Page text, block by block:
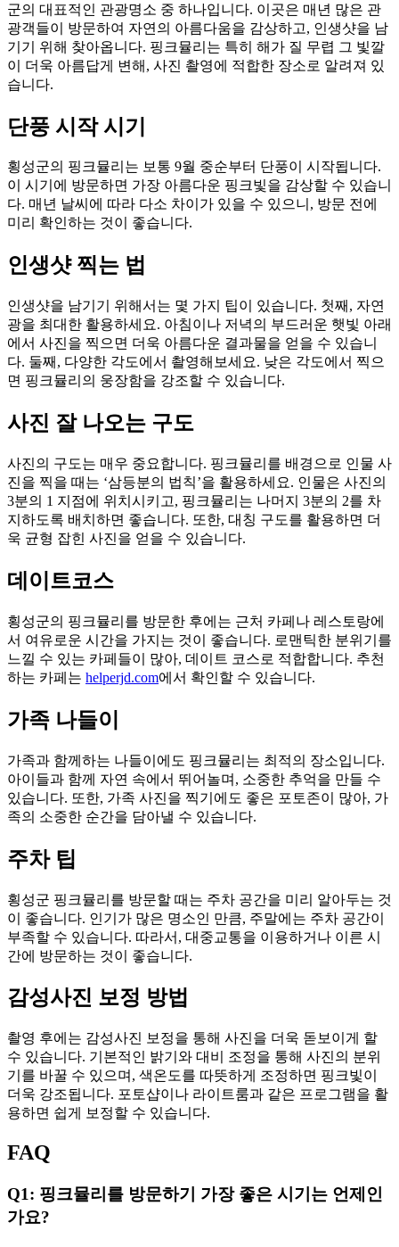
군의 대표적인 관광명소 중 하나입니다. 이곳은 매년 많은 관
광객들이 방문하여 자연의 아름다움을 감상하고, 인생샷을 남
기기 위해 찾아옵니다. 핑크뮬리는 특히 해가 질 무렵 그 빛깔
이 더욱 아름답게 변해, 사진 촬영에 적합한 장소로 알려져 있
습니다.
단풍 시작 시기
횡성군의 핑크뮬리는 보통 9월 중순부터 단풍이 시작됩니다.
이 시기에 방문하면 가장 아름다운 핑크빛을 감상할 수 있습니
다. 매년 날씨에 따라 다소 차이가 있을 수 있으니, 방문 전에
미리 확인하는 것이 좋습니다.
인생샷 찍는 법
인생샷을 남기기 위해서는 몇 가지 팁이 있습니다. 첫째, 자연
광을 최대한 활용하세요. 아침이나 저녁의 부드러운 햇빛 아래
에서 사진을 찍으면 더욱 아름다운 결과물을 얻을 수 있습니
다. 둘째, 다양한 각도에서 촬영해보세요. 낮은 각도에서 찍으
면 핑크뮬리의 웅장함을 강조할 수 있습니다.
사진 잘 나오는 구도
사진의 구도는 매우 중요합니다. 핑크뮬리를 배경으로 인물 사
진을 찍을 때는 ‘삼등분의 법칙’을 활용하세요. 인물은 사진의
3분의 1 지점에 위치시키고, 핑크뮬리는 나머지 3분의 2를 차
지하도록 배치하면 좋습니다. 또한, 대칭 구도를 활용하면 더
욱 균형 잡힌 사진을 얻을 수 있습니다.
데이트코스
횡성군의 핑크뮬리를 방문한 후에는 근처 카페나 레스토랑에
서 여유로운 시간을 가지는 것이 좋습니다. 로맨틱한 분위기를
느낄 수 있는 카페들이 많아, 데이트 코스로 적합합니다. 추천
하는 카페는 helperjd.com에서 확인할 수 있습니다.
가족 나들이
가족과 함께하는 나들이에도 핑크뮬리는 최적의 장소입니다.
아이들과 함께 자연 속에서 뛰어놀며, 소중한 추억을 만들 수
있습니다. 또한, 가족 사진을 찍기에도 좋은 포토존이 많아, 가
족의 소중한 순간을 담아낼 수 있습니다.
주차 팁
횡성군 핑크뮬리를 방문할 때는 주차 공간을 미리 알아두는 것
이 좋습니다. 인기가 많은 명소인 만큼, 주말에는 주차 공간이
부족할 수 있습니다. 따라서, 대중교통을 이용하거나 이른 시
간에 방문하는 것이 좋습니다.
감성사진 보정 방법
촬영 후에는 감성사진 보정을 통해 사진을 더욱 돋보이게 할
수 있습니다. 기본적인 밝기와 대비 조정을 통해 사진의 분위
기를 바꿀 수 있으며, 색온도를 따뜻하게 조정하면 핑크빛이
더욱 강조됩니다. 포토샵이나 라이트룸과 같은 프로그램을 활
용하면 쉽게 보정할 수 있습니다.
FAQ
Q1: 핑크뮬리를 방문하기 가장 좋은 시기는 언제인
가요?